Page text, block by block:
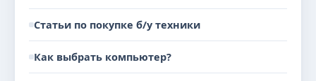
Статьи по покупке б/у техники
Как выбрать компьютер?